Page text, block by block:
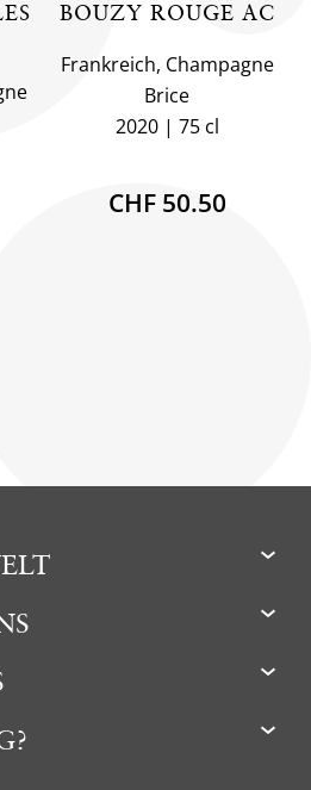
BOUZY ROUGE AC
Frankreich, Champagne
Brice
2020
75 cl
CHF 50.50